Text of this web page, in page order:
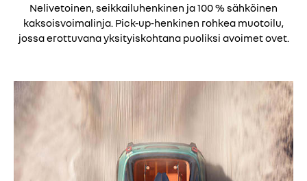
Nelivetoinen, seikkailuhenkinen ja 100 % sähköinen
kaksoisvoimalinja. Pick-up‑henkinen rohkea muotoilu,
jossa erottuvana yksityiskohtana puoliksi avoimet ovet.